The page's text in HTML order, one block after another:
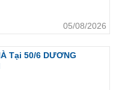
05/08/2026
Tại 50/6 DƯƠNG